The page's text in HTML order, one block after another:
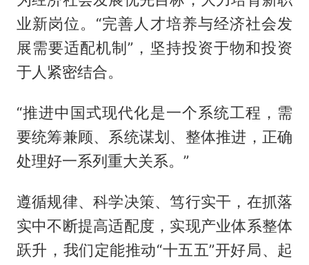
业新岗位。“完善人才培养与经济社会发
展需要适配机制”，坚持投资于物和投资
于人紧密结合。
“推进中国式现代化是一个系统工程，需
要统筹兼顾、系统谋划、整体推进，正确
处理好一系列重大关系。”
遵循规律、科学决策、笃行实干，在抓落
实中不断提高适配度，实现产业体系整体
跃升，我们定能推动“十五五”开好局、起